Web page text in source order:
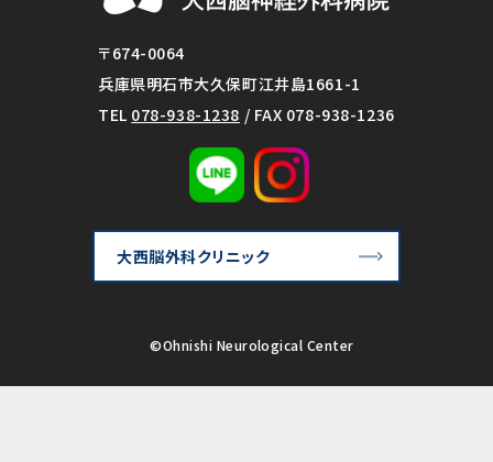
〒674-0064
兵庫県明石市大久保町江井島1661-1
TEL 078-938-1238 / FAX 078-938-1236
大西脳外科クリニック
©Ohnishi Neurological Center